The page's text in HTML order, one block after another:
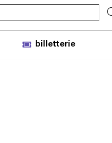
billetterie